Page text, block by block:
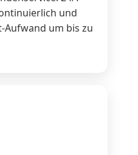
und
um bis zu